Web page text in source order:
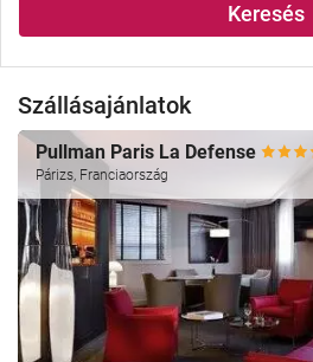
Keresés
Szállásajánlatok
Pullman Paris La Defense
Párizs, Franciaország